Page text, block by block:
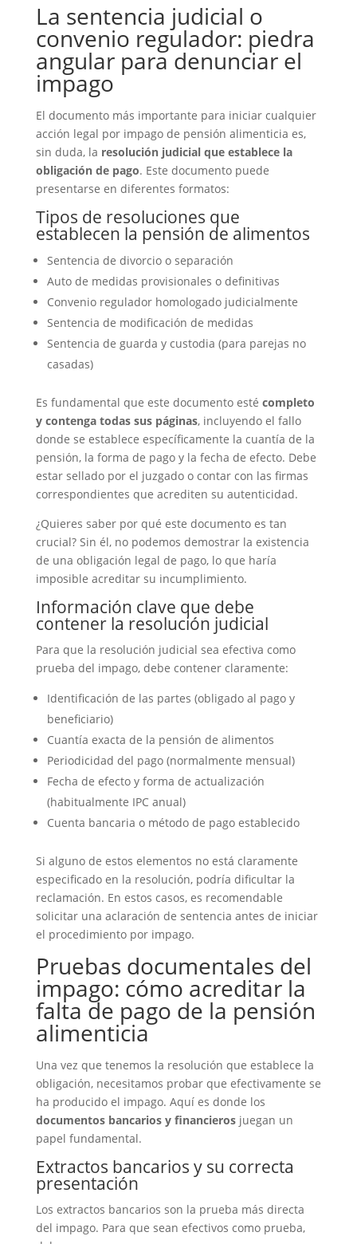
La sentencia judicial o
convenio regulador: piedra
angular para denunciar el
impago
El documento más importante para iniciar cualquier
acción legal por impago de pensión alimenticia es,
sin duda, la resolución judicial que establece la
obligación de pago. Este documento puede
presentarse en diferentes formatos:
Tipos de resoluciones que
establecen la pensión de alimentos
Sentencia de divorcio o separación
Auto de medidas provisionales o definitivas
Convenio regulador homologado judicialmente
Sentencia de modificación de medidas
Sentencia de guarda y custodia (para parejas no
casadas)
Es fundamental que este documento esté completo
y contenga todas sus páginas, incluyendo el fallo
donde se establece específicamente la cuantía de la
pensión, la forma de pago y la fecha de efecto. Debe
estar sellado por el juzgado o contar con las firmas
correspondientes que acrediten su autenticidad.
¿Quieres saber por qué este documento es tan
crucial? Sin él, no podemos demostrar la existencia
de una obligación legal de pago, lo que haría
imposible acreditar su incumplimiento.
Información clave que debe
contener la resolución judicial
Para que la resolución judicial sea efectiva como
prueba del impago, debe contener claramente:
Identificación de las partes (obligado al pago y
beneficiario)
Cuantía exacta de la pensión de alimentos
Periodicidad del pago (normalmente mensual)
Fecha de efecto y forma de actualización
(habitualmente IPC anual)
Cuenta bancaria o método de pago establecido
Si alguno de estos elementos no está claramente
especificado en la resolución, podría dificultar la
reclamación. En estos casos, es recomendable
solicitar una aclaración de sentencia antes de iniciar
el procedimiento por impago.
Pruebas documentales del
impago: cómo acreditar la
falta de pago de la pensión
alimenticia
Una vez que tenemos la resolución que establece la
obligación, necesitamos probar que efectivamente se
ha producido el impago. Aquí es donde los
documentos bancarios y financierosjuegan un
papel fundamental.
Extractos bancarios y su correcta
presentación
Los extractos bancarios son la prueba más directa
del impago. Para que sean efectivos como prueba,